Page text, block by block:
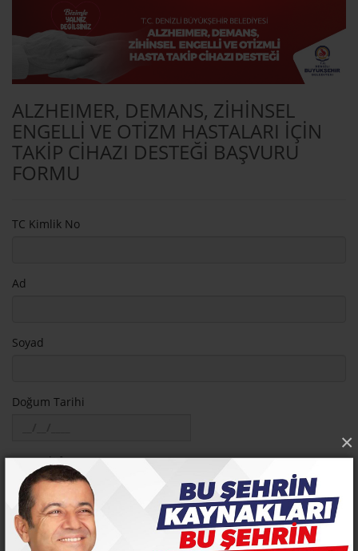
×
ALZHEIMER, DEMANS, ZİHİNSEL
ENGELLİ VE OTİZM HASTALARI İÇİN
TAKİP CİHAZI DESTEĞİ BAŞVURU
FORMU
TC Kimlik No
Ad
Soyad
Doğum Tarihi
Cep Telefonu
Diğer Telefon: